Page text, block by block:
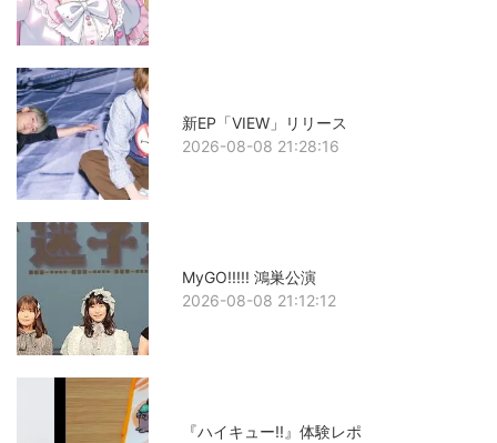
新EP「VIEW」リリース
2026-08-08 21:28:16
MyGO!!!!! 鴻巣公演
2026-08-08 21:12:12
『ハイキュー!!』体験レポ